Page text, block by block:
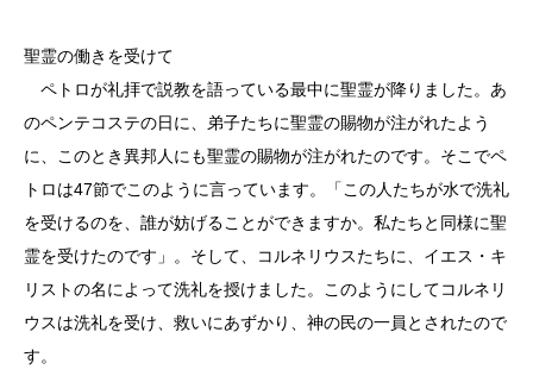
聖霊の働きを受けて
ペトロが礼拝で説教を語っている最中に聖霊が降りました。あ
のペンテコステの日に、弟子たちに聖霊の賜物が注がれたよう
に、このとき異邦人にも聖霊の賜物が注がれたのです。そこでペ
トロは47節でこのように言っています。「この人たちが水で洗礼
を受けるのを、誰が妨げることができますか。私たちと同様に聖
霊を受けたのです」。そして、コルネリウスたちに、イエス・キ
リストの名によって洗礼を授けました。このようにしてコルネリ
ウスは洗礼を受け、救いにあずかり、神の民の一員とされたので
す。